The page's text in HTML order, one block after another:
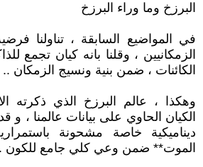
البرزخ وما وراء البرزخ
في المواضيع السابقة ، تناولنا
الزمكانيين ، وقلنا بانه كيان تجمع
الكائنات ، ضمن بنية ونسيج الزمكان ..
وهكذا ، عالم البرزخ الذي ذكرته
الكيان الحاوي على بيانات عالمنا ، و
ديناميكية خاصة مشحونة
الموت** ضمن وعي كلي جامع للكون